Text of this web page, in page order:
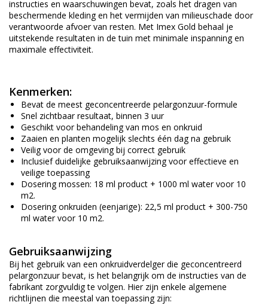
instructies en waarschuwingen bevat, zoals het dragen van
beschermende kleding en het vermijden van milieuschade door
verantwoorde afvoer van resten. Met Imex Gold behaal je
uitstekende resultaten in de tuin met minimale inspanning en
maximale effectiviteit.
Kenmerken:
Bevat de meest geconcentreerde pelargonzuur-formule
Snel zichtbaar resultaat, binnen 3 uur
Geschikt voor behandeling van mos en onkruid
Zaaien en planten mogelijk slechts één dag na gebruik
Veilig voor de omgeving bij correct gebruik
Inclusief duidelijke gebruiksaanwijzing voor effectieve en
veilige toepassing
Dosering mossen: 18 ml product + 1000 ml water voor 10
m2.
Dosering onkruiden (eenjarige): 22,5 ml product + 300-750
ml water voor 10 m2.
Gebruiksaanwijzing
Bij het gebruik van een onkruidverdelger die geconcentreerd
pelargonzuur bevat, is het belangrijk om de instructies van de
fabrikant zorgvuldig te volgen. Hier zijn enkele algemene
richtlijnen die meestal van toepassing zijn: